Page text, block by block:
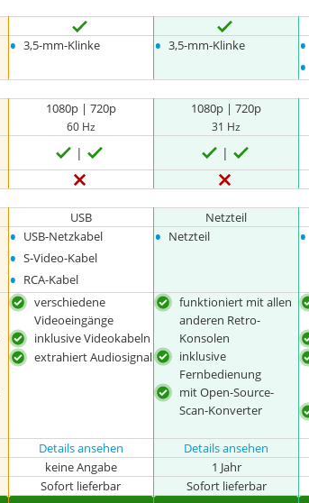
• 3,5-mm-Klinke • 3,5-mm-Klinke •
•
1080p | 720p
60 Hz
1080p | 720p
31 Hz
USB Netzteil
• USB-Netzkabel
• S-Video-Kabel
• RCA-Kabel
• Netzteil •
verschiedene
Videoeingänge
inklusive Videokabeln
extrahiert Audiosignal
funktioniert mit allen
anderen Retro-
Konsolen
inklusive
Fernbedienung
mit Open-Source-
Scan-Konverter
Details ansehen Details ansehen
keine Angabe 1 Jahr
Sofort lieferbar Sofort lieferbar